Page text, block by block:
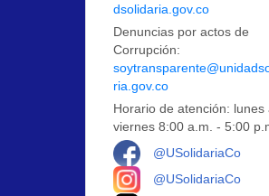
dsolidaria.gov.co
Denuncias por actos de
Corrupción:
ria.gov.co
Horario de atención: lunes
viernes 8:00 a.m. - 5:00
@USolidariaCo
@USolidariaCo